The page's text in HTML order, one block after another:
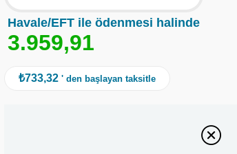
Havale/EFT ile ödenmesi halinde
3.959,91
₺733,32 ' den başlayan taksitle